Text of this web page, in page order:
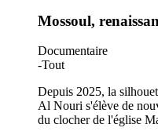
Mossoul,
Documentaire
-Tout
Depuis 2025, la
Al Nouri s'élève de
du clocher de l'église